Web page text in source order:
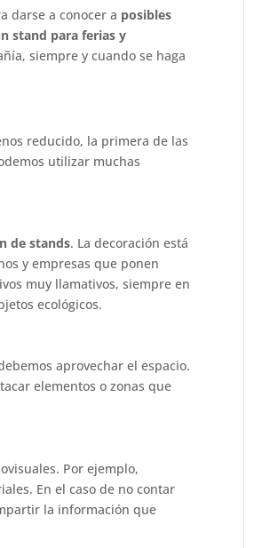
darse a conocer a posibles
stand para ferias y
siempre y cuando se haga
reducido, la primera de las
utilizar muchas
de stands. La decoración está
y empresas que ponen
muy llamativos, siempre en
ecológicos.
aprovechar el espacio.
elementos o zonas que
Por ejemplo,
En el caso de no contar
la información que